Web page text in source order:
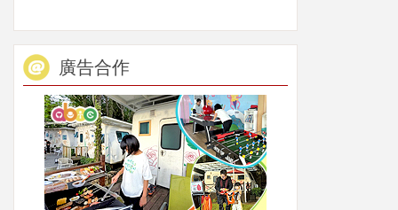
廣告合作